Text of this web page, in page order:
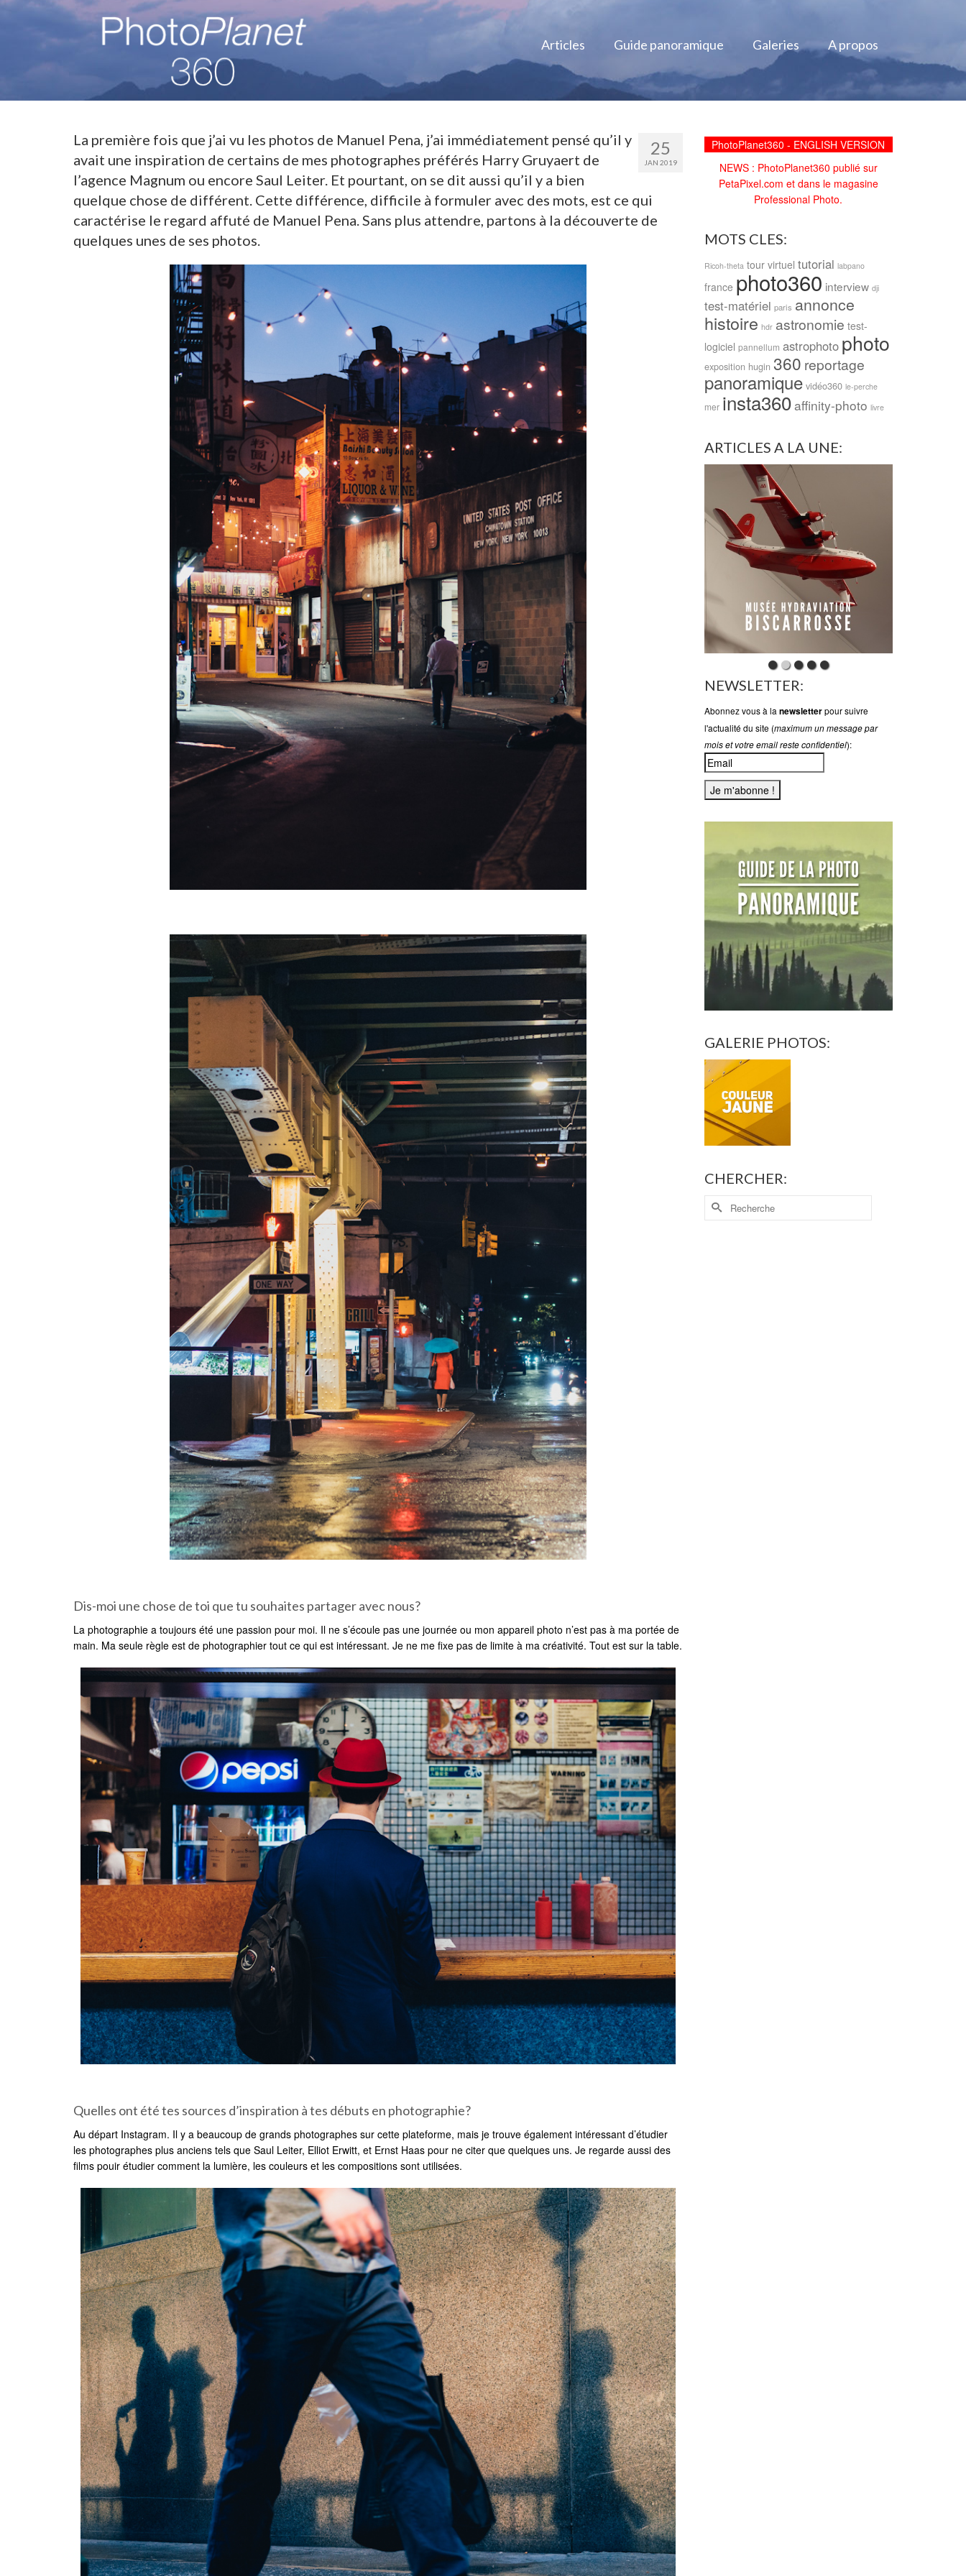
Articles Guide panoramique Galeries A propos
25
JAN 2019
La première fois que j’ai vu les photos de Manuel Pena, j’ai immédiatement pensé qu’il y
avait une inspiration de certains de mes photographes préférés Harry Gruyaert de
l’agence Magnum ou encore Saul Leiter. Et pourtant, on se dit aussi qu’il y a bien
quelque chose de différent. Cette différence, difficile à formuler avec des mots, est ce qui
caractérise le regard affuté de Manuel Pena. Sans plus attendre, partons à la découverte de
quelques unes de ses photos.
Dis-moi une chose de toi que tu souhaites partager avec nous?
La photographie a toujours été une passion pour moi. Il ne s’écoule pas une journée ou mon appareil photo n’est pas à ma portée de
main. Ma seule règle est de photographier tout ce qui est intéressant. Je ne me fixe pas de limite à ma créativité. Tout est sur la table.
Quelles ont été tes sources d’inspiration à tes débuts en photographie?
Au départ Instagram. Il y a beaucoup de grands photographes sur cette plateforme, mais je trouve également intéressant d’étudier
les photographes plus anciens tels que Saul Leiter, Elliot Erwitt, et Ernst Haas pour ne citer que quelques uns. Je regarde aussi des
films pouir étudier comment la lumière, les couleurs et les compositions sont utilisées.
PhotoPlanet360 - ENGLISH VERSION
NEWS : PhotoPlanet360 publié sur
PetaPixel.com et dans le magasine
Professional Photo.
MOTS CLES:
Ricoh-theta tour virtuel tutorial labpano
france photo360 interview dji
test-matériel paris annonce
histoire hdr astronomie test-
logiciel pannellum astrophoto photo
exposition hugin 360 reportage
panoramique vidéo360 le-perche
mer insta360affinity-photo livre
ARTICLES A LA UNE:
NEWSLETTER:
Abonnez vous à la newsletterpour suivre
l'actualité du site (maximum un message par
mois et votre email reste confidentiel):
GALERIE PHOTOS:
CHERCHER: